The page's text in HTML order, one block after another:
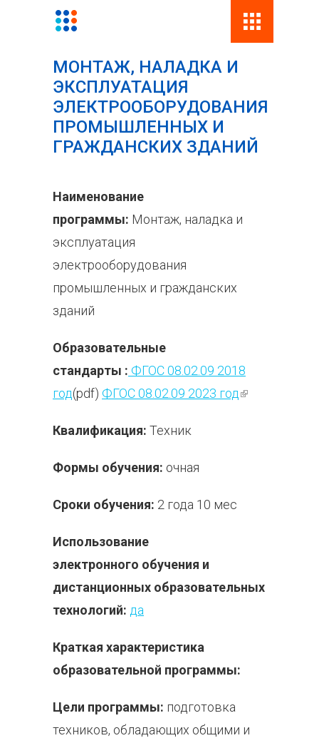
МОНТАЖ, НАЛАДКА И
ЭКСПЛУАТАЦИЯ
ЭЛЕКТРООБОРУДОВАНИЯ
ПРОМЫШЛЕННЫХ И
ГРАЖДАНСКИХ ЗДАНИЙ
Наименование
программы: Монтаж, наладка и
эксплуатация
электрооборудования
промышленных и гражданских
зданий
Образовательные
стандарты : ФГОС 08.02.09 2018
год(pdf) ФГОС 08.02.09 2023 год(внешняя
Квалификация: Техник
Формы обучения: очная
Сроки обучения: 2 года 10 мес
Использование
электронного обучения и
дистанционных образовательных
технологий: да
Краткая характеристика
образовательной программы:
Цели программы: подготовка
техников, обладающих общими и